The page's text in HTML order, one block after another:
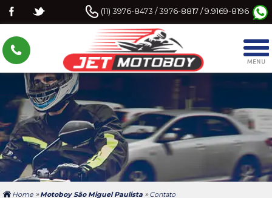
(11) 3976-8473 / 3976-8817 / 9.9169-8196
Home » Motoboy São Miguel Paulista » Contato